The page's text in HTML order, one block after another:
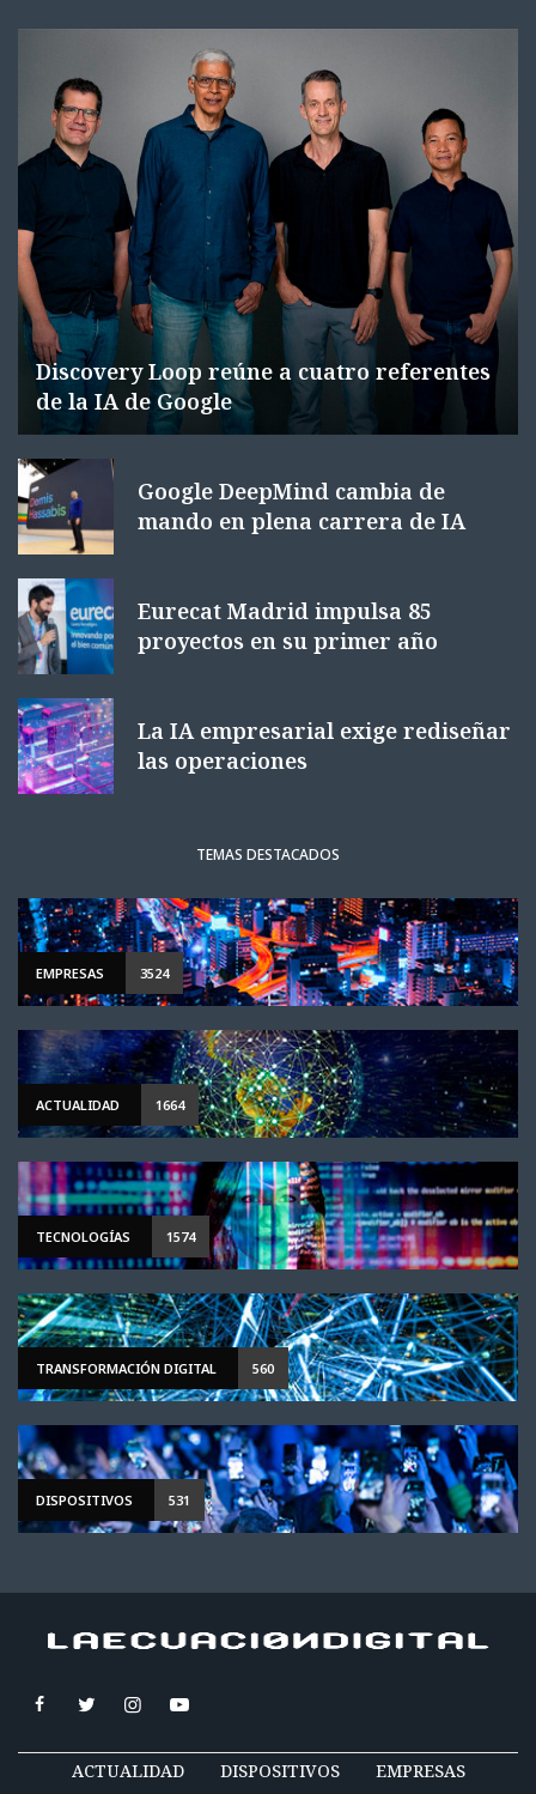
Discovery Loop reúne a cuatro referentes
de la IA de Google
Google DeepMind cambia de
mando en plena carrera de IA
Eurecat Madrid impulsa 85
proyectos en su primer año
La IA empresarial exige rediseñar
las operaciones
TEMAS DESTACADOS
EMPRESAS 3524
ACTUALIDAD 1664
TECNOLOGÍAS 1574
TRANSFORMACIÓN DIGITAL 560
DISPOSITIVOS 531
ACTUALIDAD DISPOSITIVOS EMPRESAS